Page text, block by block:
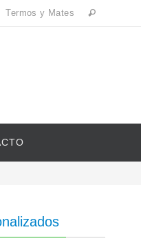
Termos y Mates